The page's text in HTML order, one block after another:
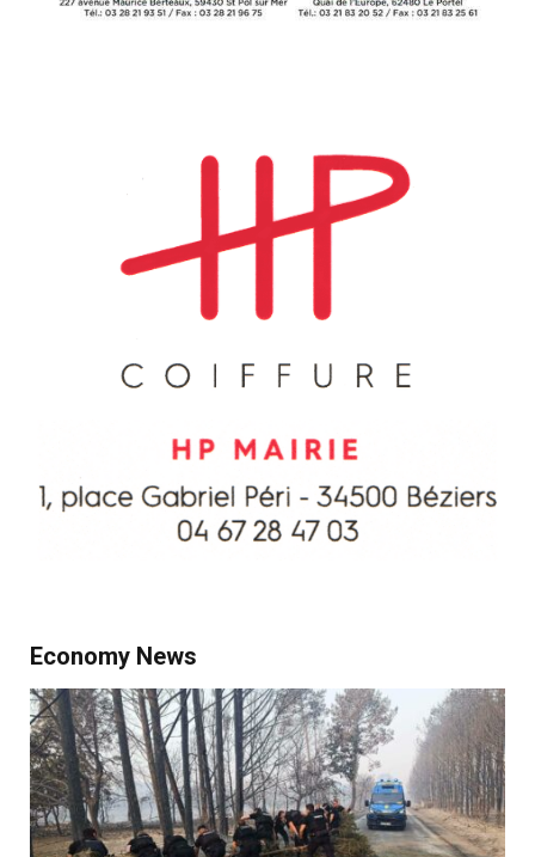
Economy News